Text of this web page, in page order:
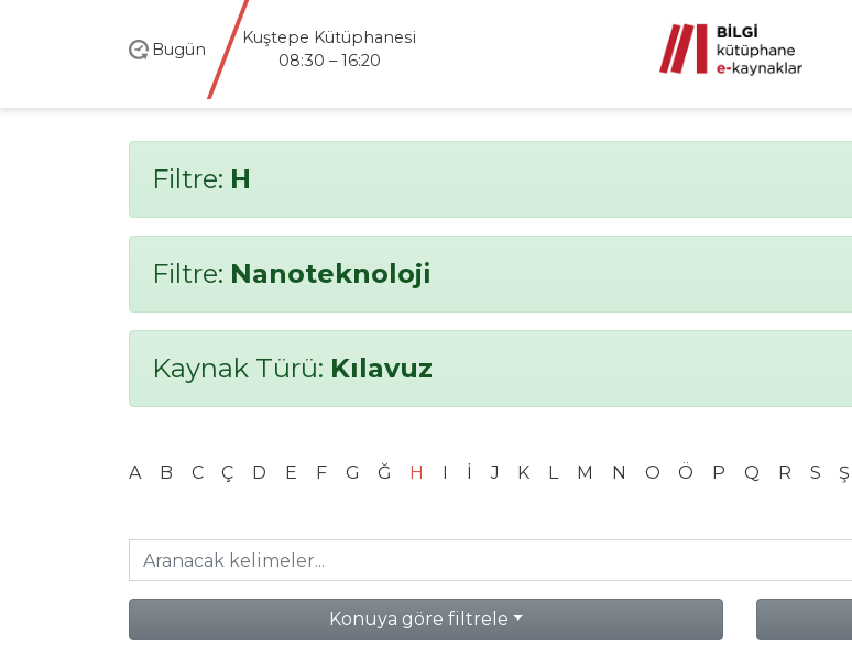
Bugün
Kuştepe Kütüphanesi
08:30 – 16:20
Filtre: H
Filtre: Nanoteknoloji
Kaynak Türü: Kılavuz
A B C Ç D E F G Ğ H I İ J K L M N O Ö P Q R S Ş
Konuya göre filtrele